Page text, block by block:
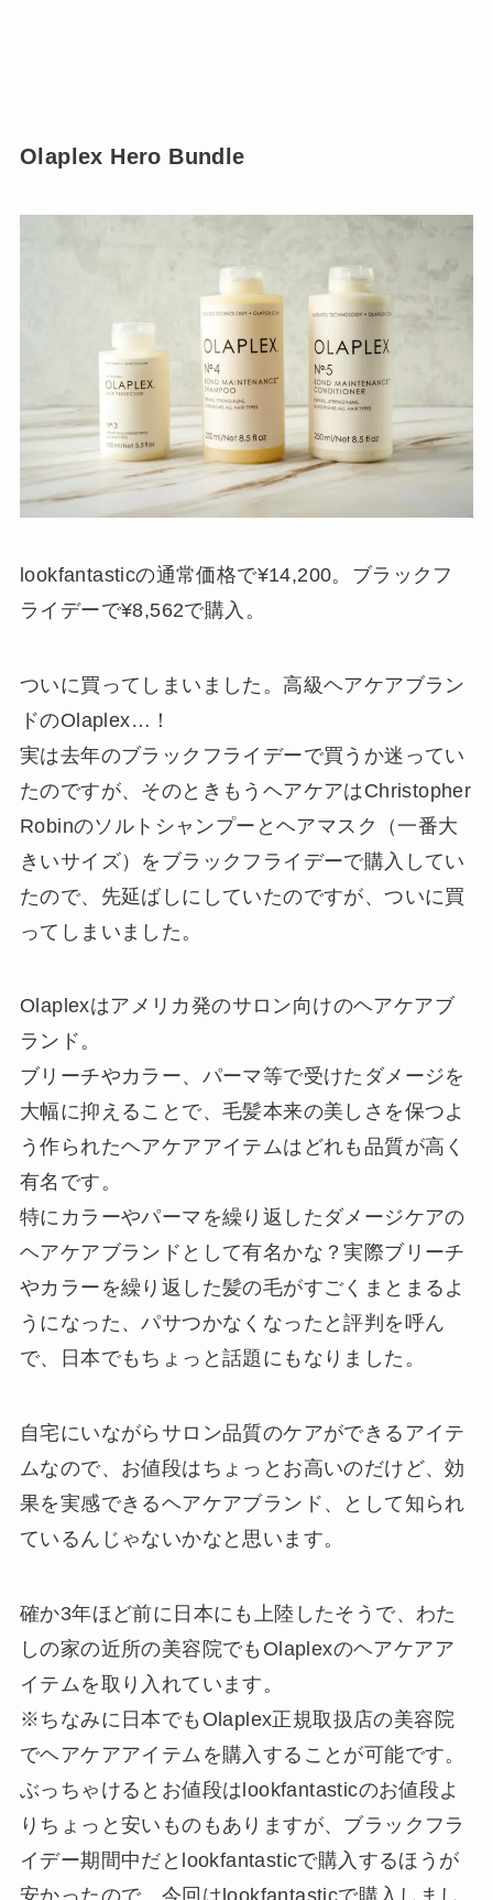
Olaplex Hero Bundle
lookfantasticの通常価格で¥14,200。ブラックフ
ライデーで¥8,562で購入。
ついに買ってしまいました。高級ヘアケアブラン
ドのOlaplex…！
実は去年のブラックフライデーで買うか迷ってい
たのですが、そのときもうヘアケアはChristopher
Robinのソルトシャンプーとヘアマスク（一番大
きいサイズ）をブラックフライデーで購入してい
たので、先延ばしにしていたのですが、ついに買
ってしまいました。
Olaplexはアメリカ発のサロン向けのヘアケアブ
ランド。
ブリーチやカラー、パーマ等で受けたダメージを
大幅に抑えることで、毛髪本来の美しさを保つよ
う作られたヘアケアアイテムはどれも品質が高く
有名です。
特にカラーやパーマを繰り返したダメージケアの
ヘアケアブランドとして有名かな？実際ブリーチ
やカラーを繰り返した髪の毛がすごくまとまるよ
うになった、パサつかなくなったと評判を呼ん
で、日本でもちょっと話題にもなりました。
自宅にいながらサロン品質のケアができるアイテ
ムなので、お値段はちょっとお高いのだけど、効
果を実感できるヘアケアブランド、として知られ
ているんじゃないかなと思います。
確か3年ほど前に日本にも上陸したそうで、わた
しの家の近所の美容院でもOlaplexのヘアケアア
イテムを取り入れています。
※ちなみに日本でもOlaplex正規取扱店の美容院
でヘアケアアイテムを購入することが可能です。
ぶっちゃけるとお値段はlookfantasticのお値段よ
りちょっと安いものもありますが、ブラックフラ
イデー期間中だとlookfantasticで購入するほうが